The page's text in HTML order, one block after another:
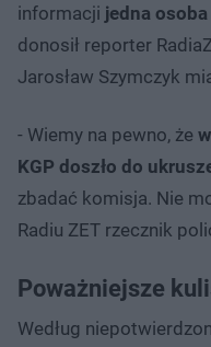
informacji jedna
donosił reporter
Jarosław Szymczyk
- Wiemy na pewno, że
KGP doszło do
zbadać komisja. Nie
Radiu ZET rzecznik
Poważniejsze
Według